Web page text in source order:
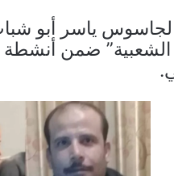
ياسر أبو
الشعبية” ضمن